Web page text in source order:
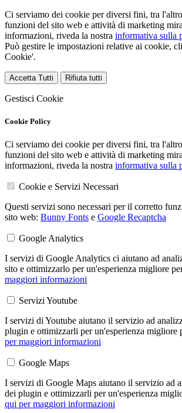
Ci serviamo dei cookie per diversi fini, tra
funzioni del sito web e attività di marketing
informazioni, riveda la nostra informativa sulla
Può gestire le impostazioni relative ai cookie,
Cookie'.
Accetta Tutti Rifiuta tutti
Gestisci Cookie
Cookie Policy
Ci serviamo dei cookie per diversi fini, tra
funzioni del sito web e attività di marketing
informazioni, riveda la nostra informativa sulla
Cookie e Servizi Necessari
Questi servizi sono necessari per il corretto
sito web: Bunny Fonts e Google Recaptcha
Google Analytics
I servizi di Google Analytics ci aiutano ad
sito e ottimizzarlo per un'esperienza migliore
maggiori informazioni
Servizi Youtube
I servizi di Youtube aiutano il servizio ad
plugin e ottimizzarli per un'esperienza migliore
per maggiori informazioni
Google Maps
I servizi di Google Maps aiutano il servizio ad
dei plugin e ottimizzarli per un'esperienza
qui per maggiori informazioni